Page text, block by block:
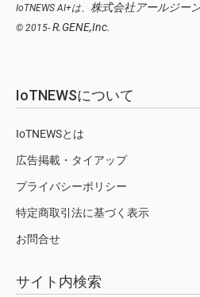
IoTNEWS AI+は、 株式会社アールジー
© 2015- R.GENE,Inc.
IoTNEWSについて
IoTNEWSとは
広告掲載・タイアップ
プライバシーポリシー
特定商取引法に基づく表示
お問合せ
サイト内検索